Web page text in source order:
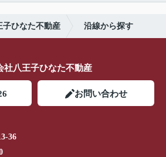
子ひなた不動産 沿線から探す
社八王子ひなた不動産
お問い合わせ
36